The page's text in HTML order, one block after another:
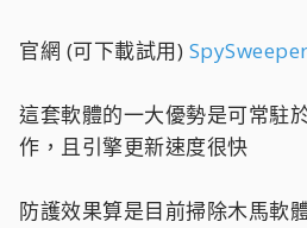
官網 (可下載試用)
這套軟體的一大優勢是可常駐
作，且引擎更新速度很快
防護效果算是目前掃除木馬軟